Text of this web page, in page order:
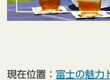
現在位置： 富士の魅力